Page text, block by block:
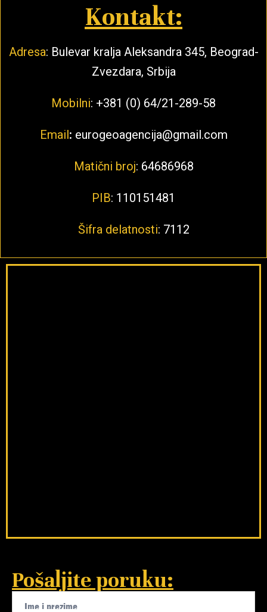
Kontakt:
Adresa: Bulevar kralja Aleksandra 345, Beograd-
Zvezdara, Srbija
Mobilni: +381 (0) 64/21-289-58
Email: eurogeoagencija@gmail.com
Matični broj: 64686968
PIB: 110151481
Šifra delatnosti: 7112
Pošaljite poruku: